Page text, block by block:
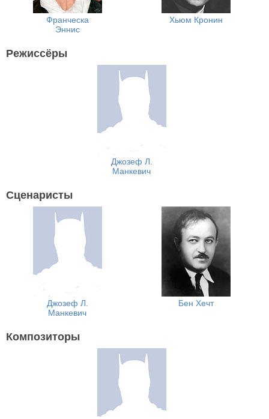
Франческа
Эннис
Хьюм Кронин
Режиссёры
Джозеф Л.
Манкевич
Сценаристы
Джозеф Л.
Манкевич
Бен Хечт
Композиторы